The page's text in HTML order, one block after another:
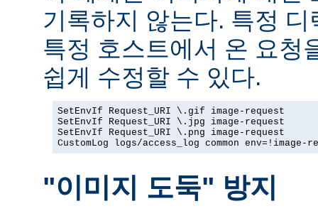
기록하지 않는다. 특정
특정 호스트에서 온 요청
쉽게 수정할 수 있다.
SetEnvIf Request_URI \.gif image-request
SetEnvIf Request_URI \.jpg image-request
SetEnvIf Request_URI \.png image-request
CustomLog logs/access_log common env=!image-
"이미지 도둑" 방지